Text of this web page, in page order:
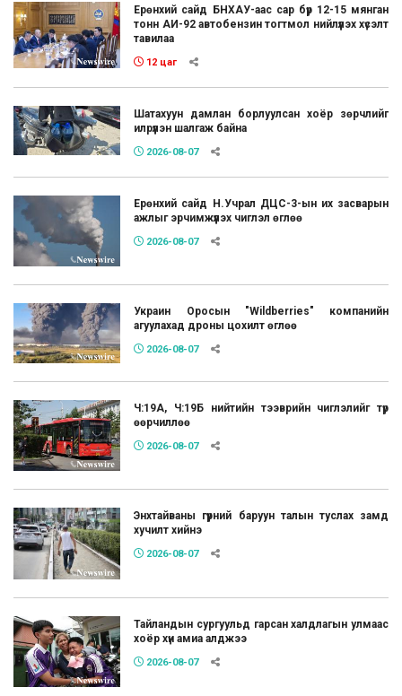
Ерөнхий сайд БНХАУ-аас сар бүр 12-15 мянган
тонн АИ-92 автобензин тогтмол нийлүүлэх хүсэлт
тавилаа
12 цаг
Шатахуун дамлан борлуулсан хоёр зөрчлийг
илрүүлэн шалгаж байна
2026-08-07
Ерөнхий сайд Н.Учрал ДЦС-3-ын их засварын
ажлыг эрчимжүүлэх чиглэл өглөө
2026-08-07
Украин Оросын "Wildberries" компанийн
агуулахад дроны цохилт өглөө
2026-08-07
Ч:19А, Ч:19Б нийтийн тээврийн чиглэлийг түр
өөрчиллөө
2026-08-07
Энхтайваны гүүрний баруун талын туслах замд
хучилт хийнэ
2026-08-07
Тайландын сургуульд гарсан халдлагын улмаас
хоёр хүн амиа алджээ
2026-08-07